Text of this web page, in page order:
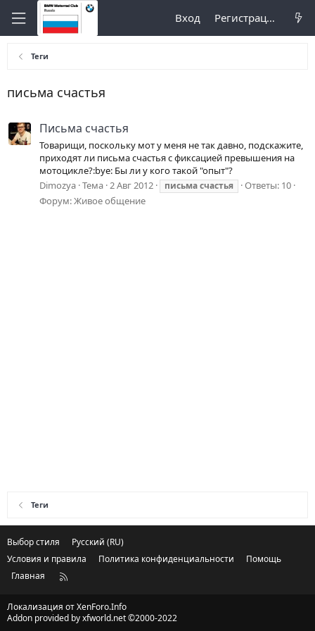
Вход Регистрация
Теги
письма счастья
Письма счастья
Товарищи, поскольку мот у меня не так давно, подскажите,
приходят ли письма счастья с фиксацией превышения на
мотоцикле?:bye: Бы ли у кого такой "опыт"?
Dimozya Тема 2 Авг 2012 письмасчастья
Ответы: 10
Форум:Живое общение
Теги
Выбор стиля
Русский (RU)
Условия и правила
Политика конфиденциальности
Помощь
Главная
R
Локализация отXenForo.Info
Addon provided by xfworld.net ©2000-2022